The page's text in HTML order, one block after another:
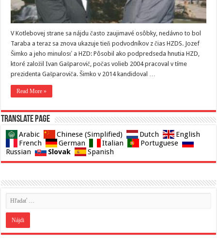
V Kotlebovej strane sa nájdu často zaujimavé osôbky, nedávno to bol
Taraba a teraz sa znova ukazuje tieň podvodníkov z čias HZDS. Jozef
Šimko a jeho minulosť a HZD: Pôsobil ako podpredseda hnutia HZD,
ktoré založil Ivan Gašparovič, počas volieb 2004 pracoval v tíme
prezidenta Gašparoviča. Šimko v 2014 kandidoval …
Read More »
Translate page
Arabic Chinese (Simplified) Dutch
English
French
German Italian
Portuguese
Russian
Slovak Spanish